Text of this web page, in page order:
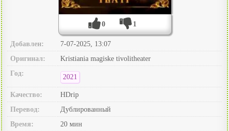
0 1
Добавлен:
7-07-2025, 13:07
Оригинал:
Kristiania magiske tivolitheater
Год:
2021
Качество:
HDrip
Перевод:
Дублированный
Время:
20 мин